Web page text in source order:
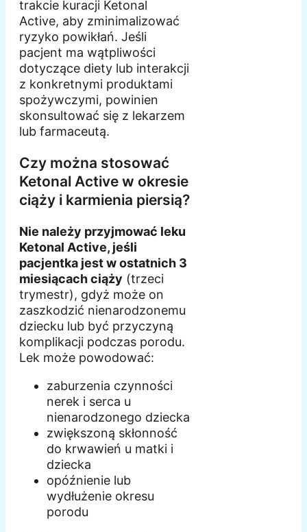
trakcie kuracji Ketonal
Active, aby zminimalizować
ryzyko powikłań. Jeśli
pacjent ma wątpliwości
dotyczące diety lub interakcji
z konkretnymi produktami
spożywczymi, powinien
skonsultować się z lekarzem
lub farmaceutą.
Czy można stosować
Ketonal Active w okresie
ciąży i karmienia piersią?
Nie należy przyjmować leku
Ketonal Active, jeśli
pacjentka jest w ostatnich 3
miesiącach ciąży (trzeci
trymestr), gdyż może on
zaszkodzić nienarodzonemu
dziecku lub być przyczyną
komplikacji podczas porodu.
Lek może powodować:
zaburzenia czynności
nerek i serca u
nienarodzonego dziecka
zwiększoną skłonność
do krwawień u matki i
dziecka
opóźnienie lub
wydłużenie okresu
porodu